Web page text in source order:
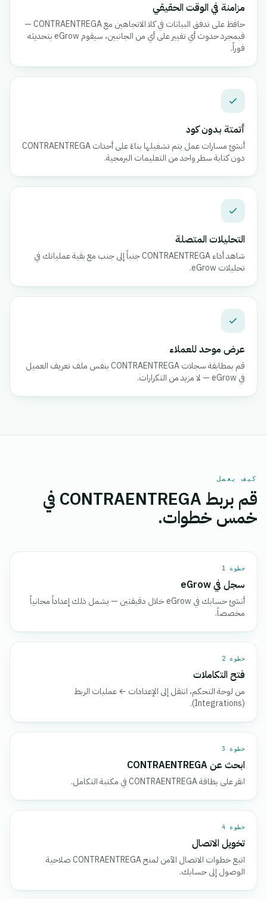
مزامنة في الوقت الحقيقي
حافظ على تدفق البيانات في كلا الاتجاهين مع CONTRAENTREGA —
فبمجرد حدوث أي تغيير على أي من الجانبين، سيقوم eGrow بتحديثه
فوراً.
أتمتة بدون كود
أنشئ مسارات عمل يتم تشغيلها بناءً على أحداث CONTRAENTREGA
دون كتابة سطر واحد من التعليمات البرمجية.
التحليلات المتصلة
شاهد أداء CONTRAENTREGA جنباً إلى جنب مع بقية عملياتك في
تحليلات eGrow.
عرض موحد للعملاء
قم بمطابقة سجلات CONTRAENTREGA بنفس ملف تعريف العميل
في eGrow — لا مزيد من التكرارات.
كيف يعمل
قم بربط CONTRAENTREGA في
خمس خطوات.
خطوة 1
سجل في eGrow
أنشئ حسابك في eGrow خلال دقيقتين — يشمل ذلك إعداداً مجانياً
مخصصاً.
خطوة 2
فتح التكاملات
من لوحة التحكم، انتقل إلى الإعدادات ← عمليات الربط
(Integrations).
خطوة 3
ابحث عن CONTRAENTREGA
انقر على بطاقة CONTRAENTREGA في مكتبة التكامل.
خطوة 4
تخويل الاتصال
اتبع خطوات الاتصال الآمن لمنح CONTRAENTREGA صلاحية
الوصول إلى حسابك.